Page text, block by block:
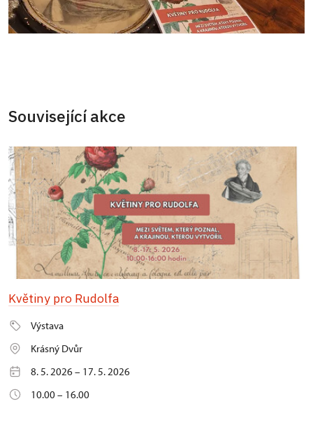
Související akce
Květiny pro Rudolfa
Výstava
Krásný Dvůr
8. 5. 2026 – 17. 5. 2026
10.00 – 16.00